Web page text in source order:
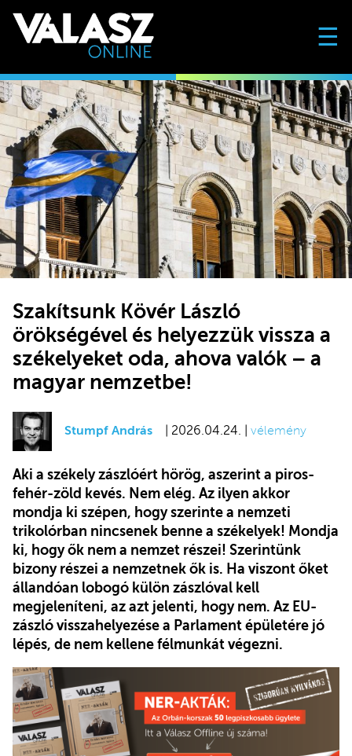
☰
Szakítsunk Kövér László
örökségével és helyezzük vissza a
székelyeket oda, ahova valók – a
magyar nemzetbe!
Stumpf András | 2026.04.24. | vélemény
Aki a székely zászlóért hörög, aszerint a piros-
fehér-zöld kevés. Nem elég. Az ilyen akkor
mondja ki szépen, hogy szerinte a nemzeti
trikolórban nincsenek benne a székelyek! Mondja
ki, hogy ők nem a nemzet részei! Szerintünk
bizony részei a nemzetnek ők is. Ha viszont őket
állandóan lobogó külön zászlóval kell
megjeleníteni, az azt jelenti, hogy nem. Az EU-
zászló visszahelyezése a Parlament épületére jó
lépés, de nem kellene félmunkát végezni.